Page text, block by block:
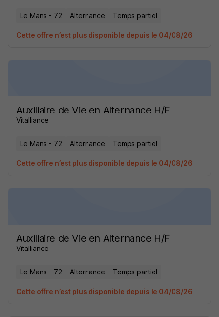
Le Mans - 72 Alternance Temps partiel
Cette offre n’est plus disponible depuis le 04/08/26
Auxiliaire de Vie en Alternance H/F
Vitalliance
Le Mans - 72 Alternance Temps partiel
Cette offre n’est plus disponible depuis le 04/08/26
Auxiliaire de Vie en Alternance H/F
Vitalliance
Le Mans - 72 Alternance Temps partiel
Cette offre n’est plus disponible depuis le 04/08/26